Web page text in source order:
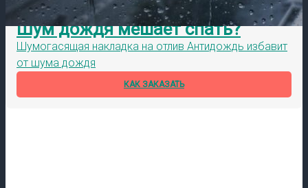
Шум дождя мешает спать?
Шумогасящая накладка на отлив Антидождь избавит
от шума дождя
КАК ЗАКАЗАТЬ